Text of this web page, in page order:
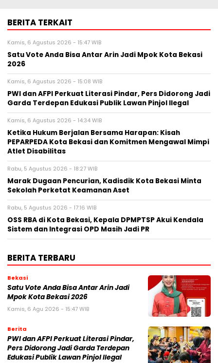
BERITA TERKAIT
Kamis, 6 Agustus 2026 - 15:47 WIB
Satu Vote Anda Bisa Antar Arin Jadi Mpok Kota Bekasi
2026
Kamis, 6 Agustus 2026 - 15:08 WIB
PWI dan AFPI Perkuat Literasi Pindar, Pers Didorong Jadi
Garda Terdepan Edukasi Publik Lawan Pinjol Ilegal
Kamis, 6 Agustus 2026 - 14:34 WIB
Ketika Hukum Berjalan Bersama Harapan: Kisah
PEPARPEDA Kota Bekasi dan Komitmen Mengawal Mimpi
Atlet Disabilitas
Rabu, 5 Agustus 2026 - 18:27 WIB
‎Marak Dugaan Pencurian, Kadisdik Kota Bekasi Minta
Sekolah Perketat Keamanan Aset
Rabu, 5 Agustus 2026 - 17:16 WIB
‎OSS RBA di Kota Bekasi, Kepala DPMPTSP Akui Kendala
Sistem dan Integrasi OPD Masih Jadi PR
BERITA TERBARU
Bekasi
Satu Vote Anda Bisa Antar Arin Jadi
Mpok Kota Bekasi 2026
Kamis, 6 Agu 2026 - 15:47 WIB
Berita
PWI dan AFPI Perkuat Literasi Pindar,
Pers Didorong Jadi Garda Terdepan
Edukasi Publik Lawan Pinjol Ilegal